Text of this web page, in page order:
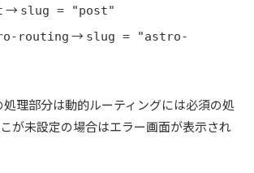
→ slug = "post"
routing → slug = "astro-
理部分は動的ルーティングには必須の処
が未設定の場合はエラー画面が表示され